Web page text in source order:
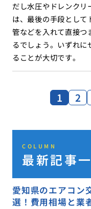
だし水圧やドレンク
は、最後の手段とし
管などを入れて直接つ
るでしょう。いずれ
ることが大切です。
1 2
COLUMN
最新記事
愛知県のエアコン
選！費用相場と業